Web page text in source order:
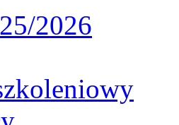
2026